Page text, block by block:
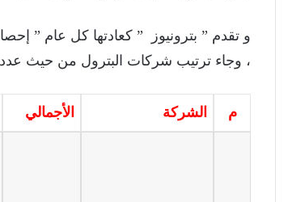
و تقدم ” بترونيوز ” كعادتها كل عام ”
، وجاء ترتيب شركات البترول من حيث عدد
م الشركة الأجمالي